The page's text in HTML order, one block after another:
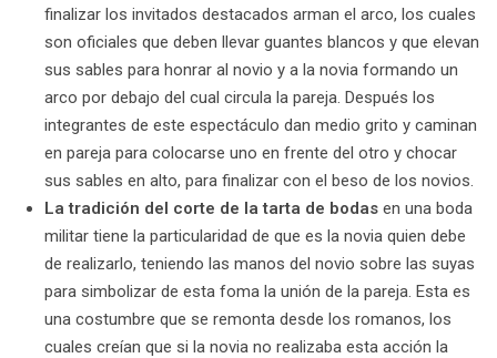
finalizar los invitados destacados arman el arco, los cuales
son oficiales que deben llevar guantes blancos y que elevan
sus sables para honrar al novio y a la novia formando un
arco por debajo del cual circula la pareja. Después los
integrantes de este espectáculo dan medio grito y caminan
en pareja para colocarse uno en frente del otro y chocar
sus sables en alto, para finalizar con el beso de los novios.
La tradición del corte de la tarta de bodas en una boda
militar tiene la particularidad de que es la novia quien debe
de realizarlo, teniendo las manos del novio sobre las suyas
para simbolizar de esta foma la unión de la pareja. Esta es
una costumbre que se remonta desde los romanos, los
cuales creían que si la novia no realizaba esta acción la